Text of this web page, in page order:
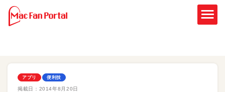
アプリ 便利技
掲載日： 2014年8月20日